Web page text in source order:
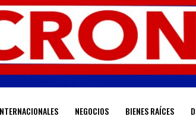
NEGOCIOS BIENES RAÍCES